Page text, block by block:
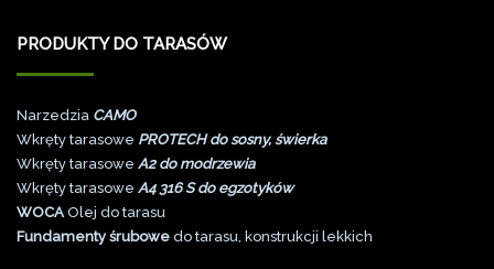
PRODUKTY DO TARASÓW
Narzedzia CAMO
Wkręty tarasowe PROTECH do sosny, świerka
Wkręty tarasowe A2 do modrzewia
Wkręty tarasowe A4 316 S do egzotyków
WOCA Olej do tarasu
Fundamenty śrubowe do tarasu, konstrukcji lekkich